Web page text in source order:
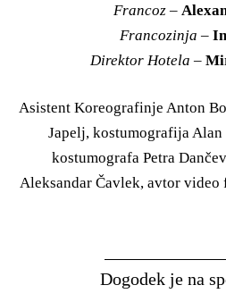
Francoz –
Francozinja –
Direktor Hotela –
Asistent Koreografinje Anton
Japelj, kostumografija
kostumografa Petra
Aleksandar Čavlek, avtor
Dogodek je na